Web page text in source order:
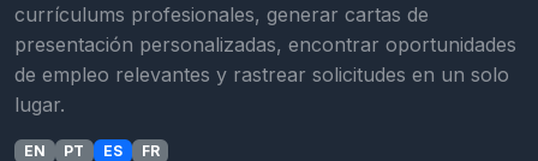
currículums profesionales, generar cartas de
presentación personalizadas, encontrar oportunidades
de empleo relevantes y rastrear solicitudes en un solo
lugar.
EN PT ES FR